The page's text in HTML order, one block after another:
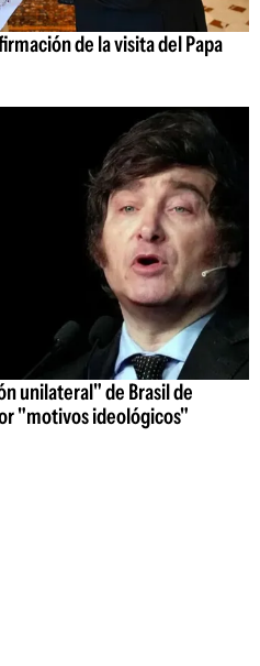
de la visita del Papa
unilateral" de Brasil de
"motivos ideológicos"